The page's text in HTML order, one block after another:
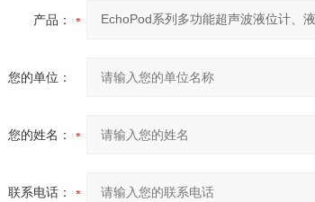
产品：
您的单位：
您的姓名：
联系电话：